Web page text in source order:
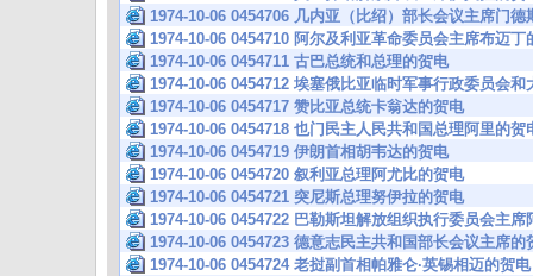
1974-10-06 0454706 几内亚（比绍）部长会议主席门德
1974-10-06 0454710 阿尔及利亚革命委员会主席布迈丁
1974-10-06 0454711 古巴总统和总理的贺电
1974-10-06 0454712 埃塞俄比亚临时军事行政委员会
1974-10-06 0454717 赞比亚总统卡翁达的贺电
1974-10-06 0454718 也门民主人民共和国总理阿里的贺
1974-10-06 0454719 伊朗首相胡韦达的贺电
1974-10-06 0454720 叙利亚总理阿尤比的贺电
1974-10-06 0454721 突尼斯总理努伊拉的贺电
1974-10-06 0454722 巴勒斯坦解放组织执行委员会主席
1974-10-06 0454723 德意志民主共和国部长会议主席的
1974-10-06 0454724 老挝副首相帕雅仑·英锡相迈的贺电